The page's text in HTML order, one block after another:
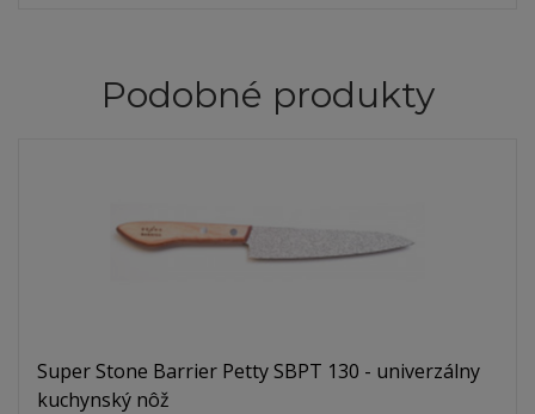
Podobné produkty
Super Stone Barrier Petty SBPT 130 - univerzálny
kuchynský nôž